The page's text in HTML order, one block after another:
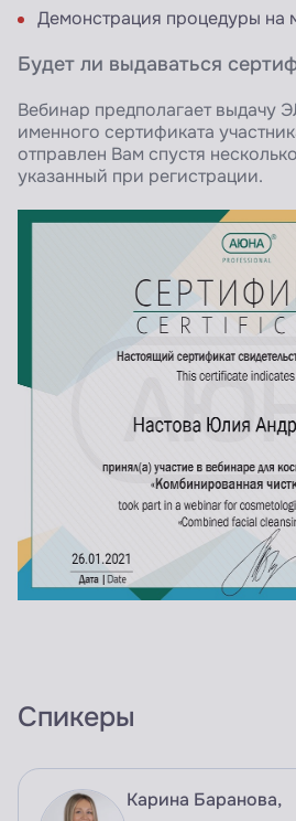
Демонстрация процедуры на
Будет ли выдаваться
Вебинар предполагает
именного сертификата
отправлен Вам спустя
указанный при регистрации.
Спикеры
Карина Баранова,